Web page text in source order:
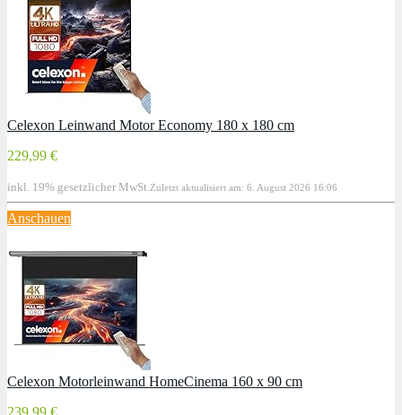
Celexon Leinwand Motor Economy 180 x 180 cm
229,99 €
inkl. 19% gesetzlicher MwSt. Zuletzt aktualisiert am: 6. August 2026 16:06
Anschauen
Celexon Motorleinwand HomeCinema 160 x 90 cm
239,99 €